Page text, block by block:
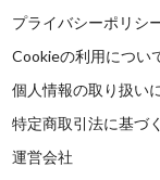
プライバシーポリシ
Cookieの利用につい
個人情報の取り扱い
特定商取引法に基づ
運営会社